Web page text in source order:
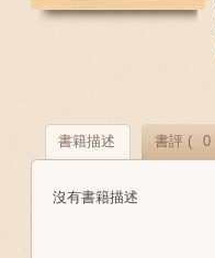
書籍描述 書評 ( 0
沒有書籍描述